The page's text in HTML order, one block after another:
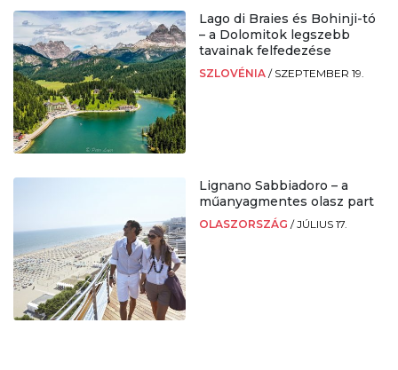
Lago di Braies és Bohinji-tó
– a Dolomitok legszebb
tavainak felfedezése
SZLOVÉNIA / SZEPTEMBER 19.
Lignano Sabbiadoro – a
műanyagmentes olasz part
OLASZORSZÁG /JÚLIUS 17.